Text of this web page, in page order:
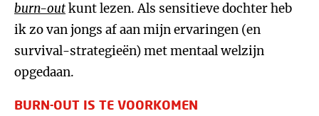
burn-outkunt lezen. Als sensitieve dochter heb
ik zo van jongs af aan mijn ervaringen (en
survival-strategieën) met mentaal welzijn
opgedaan.
BURN-OUT IS TE VOORKOMEN